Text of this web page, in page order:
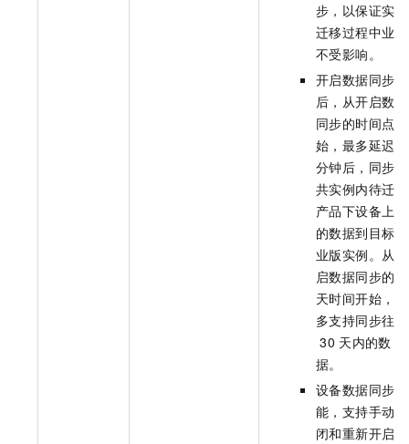
步，以保证实例
迁移过程中业务
不受影响。
开启数据同步
后，从开启数据
同步的时间点开
始，最多延迟
分钟后，同步公
共实例内待迁移
产品下设备上报
的数据到目标企
业版实例。从开
启数据同步的当
天时间开始，最
多支持同步往后
30 天内的数
据。
设备数据同步功
能，支持手动关
闭和重新开启。